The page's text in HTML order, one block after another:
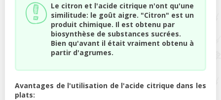
Le citron et l'acide citrique n'ont qu'une
similitude: le goût aigre. "Citron" est un
produit chimique. Il est obtenu par
biosynthèse de substances sucrées.
Bien qu'avant il était vraiment obtenu à
partir d'agrumes.
Avantages de l'utilisation de l'acide citrique dans les
plats: